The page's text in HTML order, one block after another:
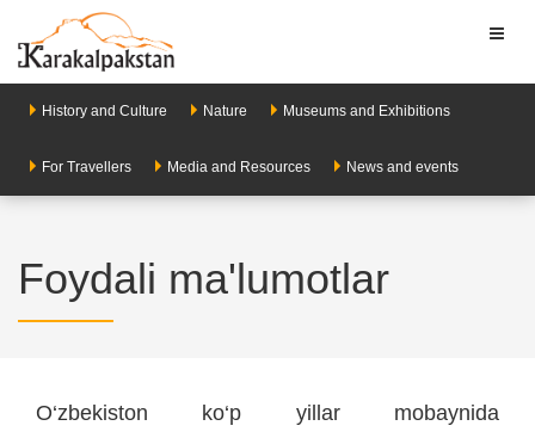
History and Culture Nature Museums and Exhibitions
For Travellers Media and Resources News and events
Foydali ma'lumotlar
O‘zbekiston ko‘p yillar mobaynida